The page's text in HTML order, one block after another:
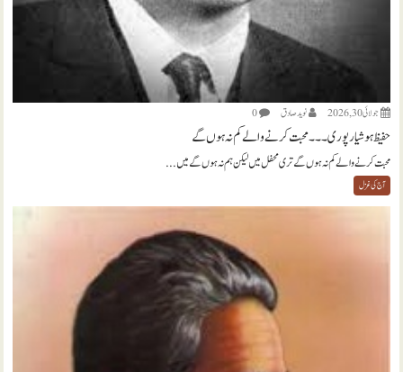
جولائی 30, 2026 نويد صادق 0
حفیظ ہوشیارپوری ۔۔۔ محبت کرنے والے کم نہ ہوں گے
محبت کرنے والے کم نہ ہوں گے تری محفل میں لیکن ہم نہ ہوں گے میں...
آج کی غزل